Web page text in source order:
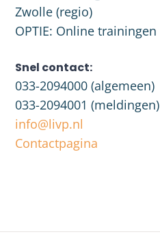
Zwolle (regio)
OPTIE: Online trainingen
Snel contact:
033-2094000 (algemeen)
033-2094001 (meldingen)
info@livp.nl
Contactpagina